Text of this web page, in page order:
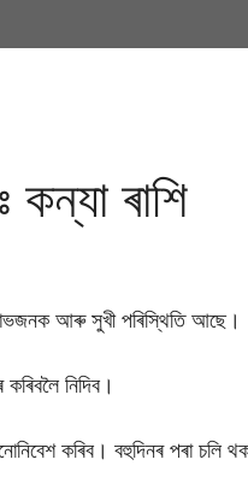
কন্যা ৰাশি
আৰু সুখী পৰিস্থিতি আছে।
নিদিব।
কৰিব। বহুদিনৰ পৰা চলি